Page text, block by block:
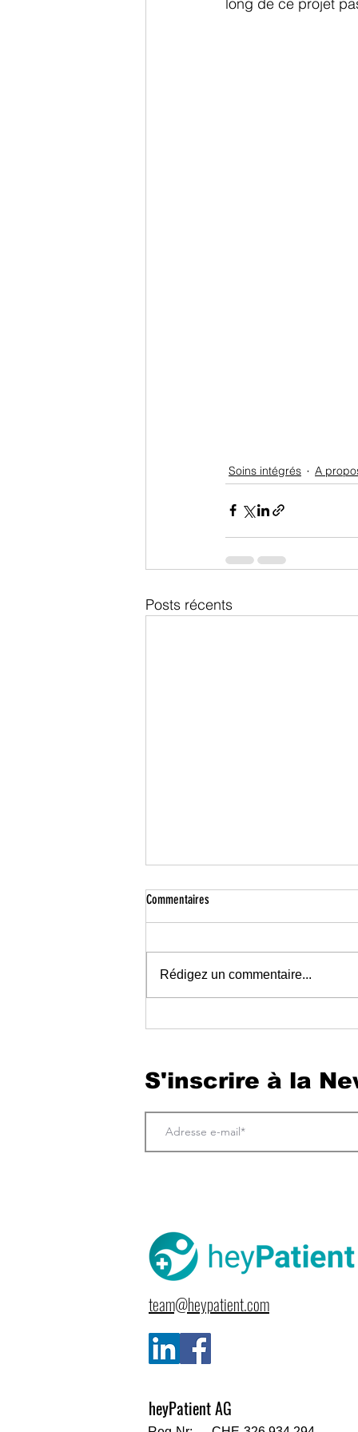
Soins intégrés A
Posts récents
Commentaires
Rédigez un commentaire...
S'inscrire à la
team@heypatient.com
heyPatient AG